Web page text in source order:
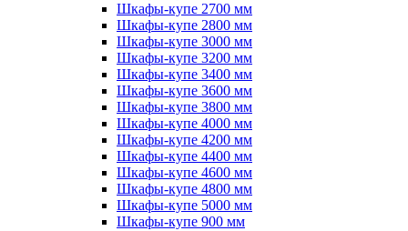
Шкафы-купе 2700 мм
Шкафы-купе 2800 мм
Шкафы-купе 3000 мм
Шкафы-купе 3200 мм
Шкафы-купе 3400 мм
Шкафы-купе 3600 мм
Шкафы-купе 3800 мм
Шкафы-купе 4000 мм
Шкафы-купе 4200 мм
Шкафы-купе 4400 мм
Шкафы-купе 4600 мм
Шкафы-купе 4800 мм
Шкафы-купе 5000 мм
Шкафы-купе 900 мм